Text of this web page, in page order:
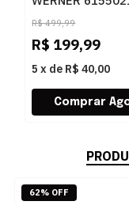
PRETO
R$ 499,99
R$ 199,99
5 x de R$ 40,00
62% OFF